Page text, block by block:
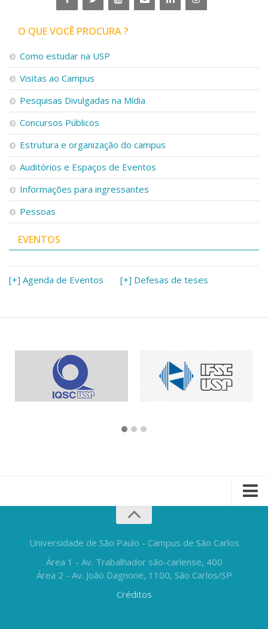
Transferência de Tecnologia
Extensão à Comunidade
Projetos, Programas e Cursos
Artes, Cultura e Esportes
Museus e Espaços Interativos
Serviços
Bibliotecas
Apoio ao Estudante
Segurança, Trânsito e Prevenção
RH, Administrativo e Financeiro
Outros serviços
Comunicação
Assessorias e Mídias
Aplicativos e Sites
Jornal da USP
Agenda de Eventos
Defesa de Teses
O QUE VOCÊ PROCURA ?
Como estudar na USP
Visitas ao Campus
Pesquisas Divulgadas na Mídia
Concursos Públicos
Estrutura e organização do campus
Auditórios e Espaços de Eventos
Informações para ingressantes
Pessoas
EVENTOS
[+] Agenda de Eventos [+] Defesas de teses
Universidade de São Paulo - Campus de São Carlos
Área 1 - Av. Trabalhador são-carlense, 400
Área 2 - Av. João Dagnone, 1100, São Carlos/SP
Créditos